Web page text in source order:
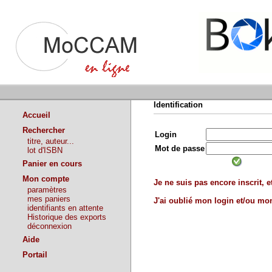
Accueil
Rechercher
titre, auteur...
lot d'ISBN
Panier en cours
Mon compte
paramètres
mes paniers
identifiants en attente
Historique des exports
déconnexion
Aide
Portail
Identification
Login
Mot de passe
Je ne suis pas encore inscrit,
J'ai oublié mon login et/ou